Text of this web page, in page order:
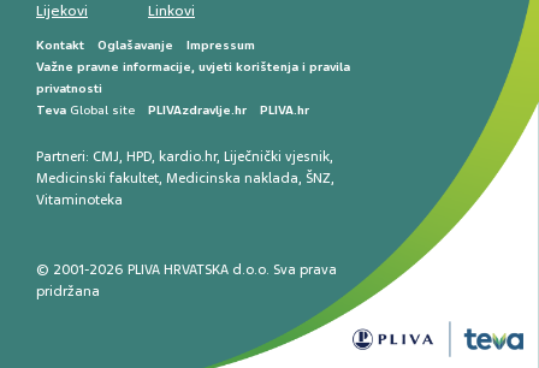
Lijekovi
Linkovi
Kontakt Oglašavanje
Impressum
Važne pravne informacije, uvjeti korištenja i pravila
privatnosti
Teva Global site PLIVAzdravlje.hr PLIVA.hr
Partneri: CMJ, HPD, kardio.hr, Liječnički vjesnik,
Medicinski fakultet, Medicinska naklada, ŠNZ,
Vitaminoteka
© 2001-2026 PLIVA HRVATSKA d.o.o. Sva prava
pridržana